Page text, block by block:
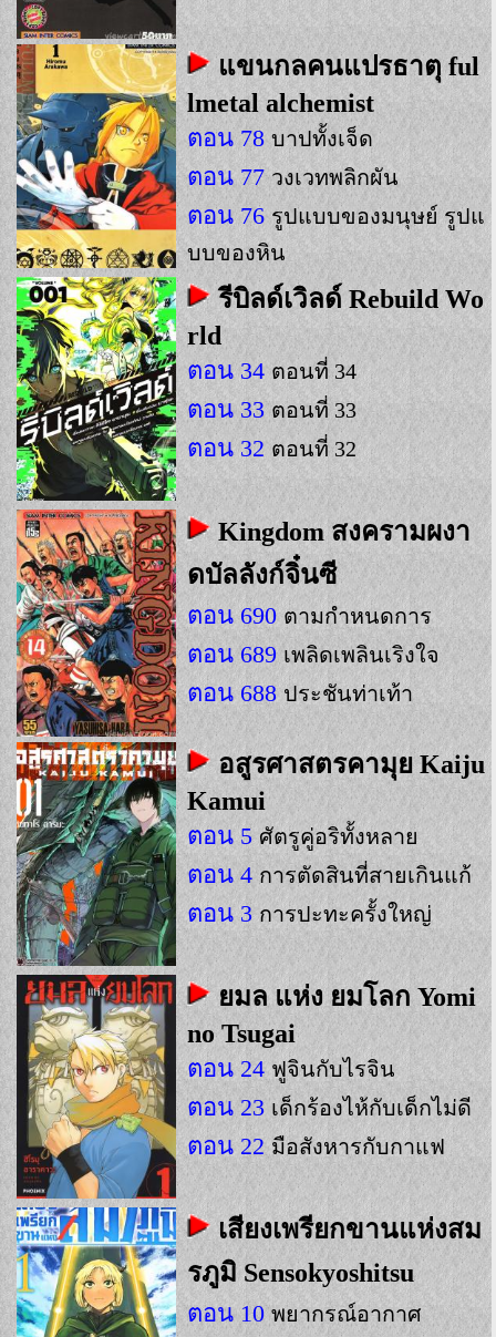
แขนกลคนแปรธาตุ ful
lmetal alchemist
ตอน 78 บาปทั้งเจ็ด
ตอน 77 วงเวทพลิกผัน
ตอน 76 รูปแบบของมนุษย์ รูปแ
บบของหิน
รีบิลด์เวิลด์ Rebuild Wo
rld
ตอน 34 ตอนที่ 34
ตอน 33 ตอนที่ 33
ตอน 32 ตอนที่ 32
Kingdom สงครามผงา
ดบัลลังก์จิ๋นซี
ตอน 690 ตามกำหนดการ
ตอน 689 เพลิดเพลินเริงใจ
ตอน 688 ประชันท่าเท้า
อสูรศาสตรคามุย Kaiju
Kamui
ตอน 5 ศัตรูคู่อริทั้งหลาย
ตอน 4 การตัดสินที่สายเกินแก้
ตอน 3 การปะทะครั้งใหญ่
ยมล แห่ง ยมโลก Yomi
no Tsugai
ตอน 24 ฟูจินกับไรจิน
ตอน 23 เด็กร้องไห้กับเด็กไม่ดี
ตอน 22 มือสังหารกับกาแฟ
เสียงเพรียกขานแห่งสม
รภูมิ Sensokyoshitsu
ตอน 10 พยากรณ์อากาศ